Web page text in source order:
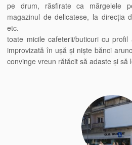
pe drum, răsfirate ca mărgelele
magazinul de delicatese, la direcția
etc.
toate micile cafeterii/buticuri cu
improvizată în ușă și niște bănci
convinge vreun rătăcit să adaste și să